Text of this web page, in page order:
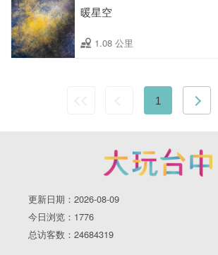
暖星空
1.08 公里
1
更新日期：2026-08-09
今日浏览：1776
总访客数：24684319